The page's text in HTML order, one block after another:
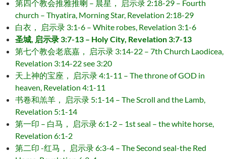
第四个教会推雅推喇 – 晨星， 启示录 2:18-29 – Fourth
church – Thyatira, Morning Star, Revelation 2:18-29
白衣， 启示录 3:1-6 – White robes, Revelation 3:1-6
圣城, 启示录 3:7-13 – Holy City, Revelation 3:7-13
第七个教会老底嘉， 启示录 3:14-22 – 7th Church Laodicea,
Revelation 3:14-22 see 3:20
天上神的宝座， 启示录 4:1-11 – The throne of GOD in
heaven, Revelation 4:1-11
书卷和羔羊， 启示录 5:1-14 – The Scroll and the Lamb,
Revelation 5:1-14
第一印 – 白马， 启示录 6:1-2 – 1st seal – the white horse,
Revelation 6:1-2
第二印 -红马， 启示录 6:3-4 – The Second seal-the Red